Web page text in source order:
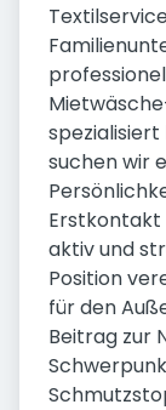
suchen wir
Erstkontakt
aktiv und
Position
für den
Beitrag zur